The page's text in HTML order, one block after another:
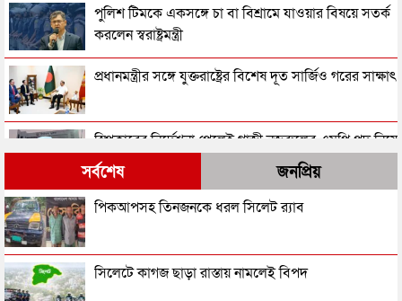
পুলিশ টিমকে একসঙ্গে চা বা বিশ্রামে যাওয়ার বিষয়ে সতর্ক
করলেন স্বরাষ্ট্রমন্ত্রী
প্রধানমন্ত্রীর সঙ্গে যুক্তরাষ্ট্রের বিশেষ দূত সার্জিও গরের সাক্ষাৎ
স্পিকারের নির্দেশনা পেলেই গাজী নজরুলের এমপি পদ নিয়ে
সিদ্ধান্ত নেবে ইসি
সাবেক রাষ্ট্রপতি সাহাবুদ্দিন ও আবদুল হামিদের বিরুদ্ধে
রাষ্ট্রপতি পদ থেকে পদত্যাগ করছেন মোহাম্মদ সাহাবুদ্দিন!
সর্বশেষ জনপ্রিয়
পিকআপসহ তিনজনকে ধরল সিলেট র‌্যাব
সিলেটে কাগজ ছাড়া রাস্তায় নামলেই বিপদ